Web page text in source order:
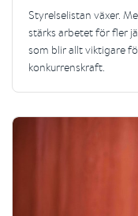
Styrelselistan växer.
stärks arbetet för fler
som blir allt viktigare
konkurrenskraft.